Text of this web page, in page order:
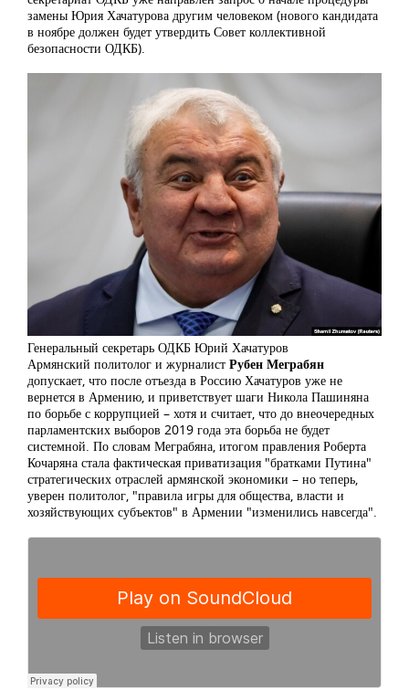
замены Юрия Хачатурова другим человеком (нового кандидата
в ноябре должен будет утвердить Совет коллективной
безопасности ОДКБ).
Генеральный секретарь ОДКБ Юрий Хачатуров
Армянский политолог и журналист Рубен Меграбян
допускает, что после отъезда в Россию Хачатуров уже не
вернется в Армению, и приветствует шаги Никола Пашиняна
по борьбе с коррупцией – хотя и считает, что до внеочередных
парламентских выборов 2019 года эта борьба не будет
системной. По словам Меграбяна, итогом правления Роберта
Кочаряна стала фактическая приватизация "братками Путина"
стратегических отраслей армянской экономики – но теперь,
уверен политолог, "правила игры для общества, власти и
хозяйствующих субъектов" в Армении "изменились навсегда".